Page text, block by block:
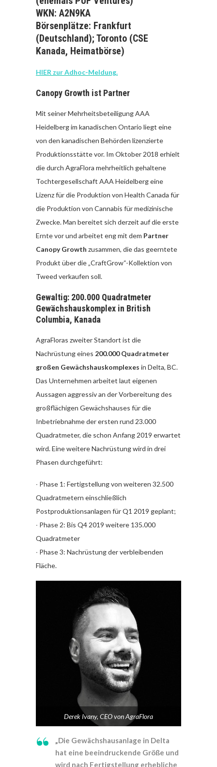
WKN: A2N9KA
Börsenplätze: Frankfurt
(Deutschland); Toronto (CSE
Kanada, Heimatbörse)
HIER zur Adhoc-Meldung.
Canopy Growth ist Partner
Mit seiner Mehrheitsbeteiligung AAA
Heidelberg im kanadischen Ontario liegt eine
von den kanadischen Behörden lizenzierte
Produktionsstätte vor. Im Oktober 2018 erhielt
die durch AgraFlora mehrheitlich gehaltene
Tochtergesellschaft AAA Heidelberg eine
Lizenz für die Produktion von Health Canada für
die Produktion von Cannabis für medizinische
Zwecke. Man bereitet sich derzeit auf die erste
Ernte vor und arbeitet eng mit dem Partner
Canopy Growth zusammen, die das geerntete
Produkt über die „CraftGrow“-Kollektion von
Tweed verkaufen soll.
Gewaltig: 200.000 Quadratmeter
Gewächshauskomplex in British
Columbia, Kanada
AgraFloras zweiter Standort ist die
Nachrüstung eines 200.000 Quadratmeter
großen Gewächshauskomplexes in Delta, BC.
Das Unternehmen arbeitet laut eigenen
Aussagen aggressiv an der Vorbereitung des
großflächigen Gewächshauses für die
Inbetriebnahme der ersten rund 23.000
Quadratmeter, die schon Anfang 2019 erwartet
wird. Eine weitere Nachrüstung wird in drei
Phasen durchgeführt:
∙ Phase 1: Fertigstellung von weiteren 32.500
Quadratmetern einschließlich
Postproduktionsanlagen für Q1 2019 geplant;
∙ Phase 2: Bis Q4 2019 weitere 135.000
Quadratmeter
∙ Phase 3: Nachrüstung der verbleibenden
Fläche.
Derek Ivany, CEO von AgraFlora
„Die Gewächshausanlage in Delta
hat eine beeindruckende Größe und
wird nach Fertigstellung erhebliche